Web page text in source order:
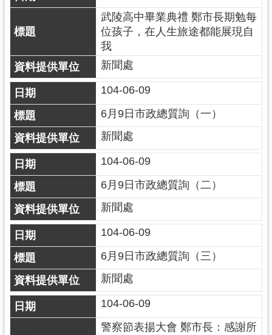
武陵高中畢業典禮 鄭市長期勉每
位孩子，在人生旅途都能展現自
我
新聞處
104-06-09
6月9日市政總質詢（一）
新聞處
104-06-09
6月9日市政總質詢（二）
新聞處
104-06-09
6月9日市政總質詢（三）
新聞處
104-06-09
警察節表揚大會 鄭市長：感謝所